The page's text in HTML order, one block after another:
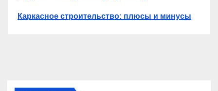
Каркасное строительство: плюсы и минусы